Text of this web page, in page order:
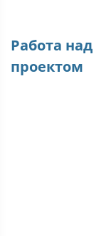
Работа над
проектом